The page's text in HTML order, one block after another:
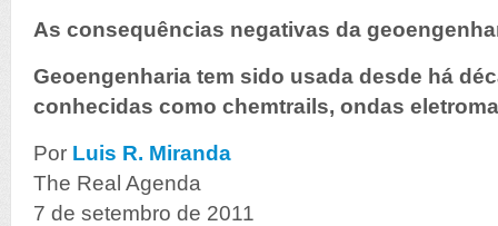
As consequências negativas da
Geoengenharia tem sido usada desde há
conhecidas como chemtrails, ondas
Por Luis R. Miranda
The Real Agenda
7 de setembro de 2011